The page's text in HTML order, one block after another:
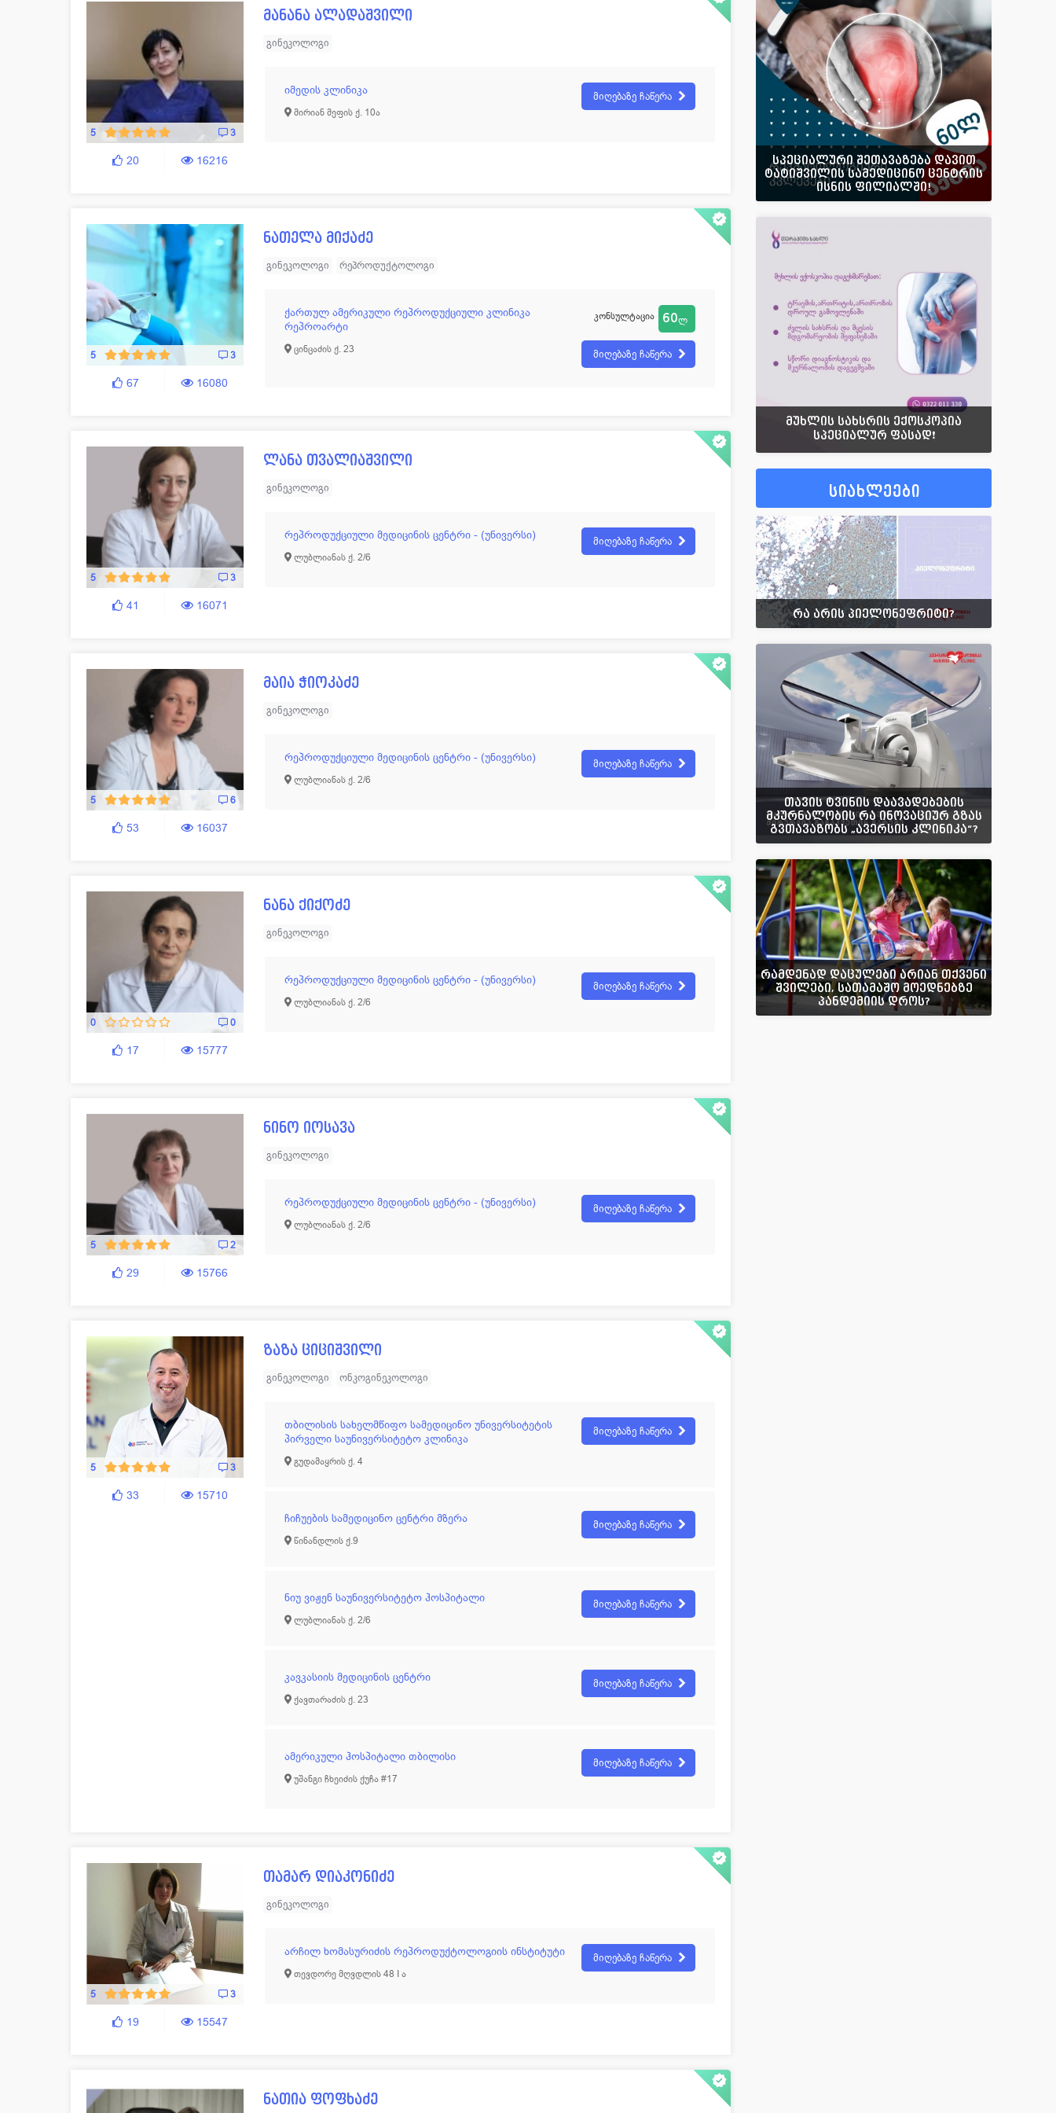
5 3
20 16216
მანანა ალადაშვილი
გინეკოლოგი
იმედის კლინიკა
მირიან მეფის ქ. 10ა
მიღებაზე ჩაწერა
5 3
67 16080
ნათელა მიქაძე
გინეკოლოგი რეპროდუქტოლოგი
ქართულ ამერიკული რეპროდუქციული კლინიკა
რეპროარტი
ცინცაძის ქ. 23
კონსულტაცია 60ლ
მიღებაზე ჩაწერა
5 3
41 16071
ლანა თვალიაშვილი
გინეკოლოგი
რეპროდუქციული მედიცინის ცენტრი - (უნივერსი)
ლუბლიანას ქ. 2/6
მიღებაზე ჩაწერა
5 6
53 16037
მაია ჭიოკაძე
გინეკოლოგი
რეპროდუქციული მედიცინის ცენტრი - (უნივერსი)
ლუბლიანას ქ. 2/6
მიღებაზე ჩაწერა
0 0
17 15777
ნანა ქიქოძე
გინეკოლოგი
რეპროდუქციული მედიცინის ცენტრი - (უნივერსი)
ლუბლიანას ქ. 2/6
მიღებაზე ჩაწერა
5 2
29 15766
ნინო იოსავა
გინეკოლოგი
რეპროდუქციული მედიცინის ცენტრი - (უნივერსი)
ლუბლიანას ქ. 2/6
მიღებაზე ჩაწერა
5 3
33 15710
ზაზა ციციშვილი
გინეკოლოგი ონკოგინეკოლოგი
თბილისის სახელმწიფო სამედიცინო უნივერსიტეტის
პირველი საუნივერსიტეტო კლინიკა
გუდამაყრის ქ. 4
მიღებაზე ჩაწერა
ჩიჩუების სამედიცინო ცენტრი მზერა
წინანდლის ქ.9
მიღებაზე ჩაწერა
ნიუ ვიჟენ საუნივერსიტეტო ჰოსპიტალი
ლუბლიანას ქ. 2/6
მიღებაზე ჩაწერა
კავკასიის მედიცინის ცენტრი
ქავთარაძის ქ. 23
მიღებაზე ჩაწერა
ამერიკული ჰოსპიტალი თბილისი
უშანგი ჩხეიძის ქუჩა #17
მიღებაზე ჩაწერა
5 3
19 15547
თამარ დიაკონიძე
გინეკოლოგი
არჩილ ხომასურიძის რეპროდუქტოლოგიის ინსტიტუტი
თევდორე მღვდლის 48 I ა
მიღებაზე ჩაწერა
ნათია ფოფხაძე
სპეციალური შეთავაზება დავით
ტატიშვილის სამედიცინო ცენტრის
ისნის ფილიალში!
მუხლის სახსრის ექოსკოპია
სპეციალურ ფასად❗️
სიახლეები
რა არის პიელონეფრიტი?
თავის ტვინის დაავადებების
მკურნალობის რა ინოვაციურ გზას
გვთავაზობს „ავერსის კლინიკა“?
რამდენად დაცულები არიან თქვენი
შვილები, სათამაშო მოედნებზე
პანდემიის დროს?